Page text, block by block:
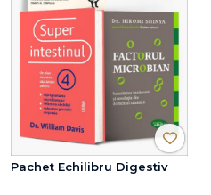
Pachet Echilibru Digestiv